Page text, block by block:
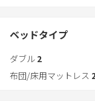
提出後にチェックイ
・屋外に防犯カメラ設
さい。
・当施設にはフロン
宿泊前後のお荷物を
ベッドタイプ
ダブル 2
布団/床用マットレス